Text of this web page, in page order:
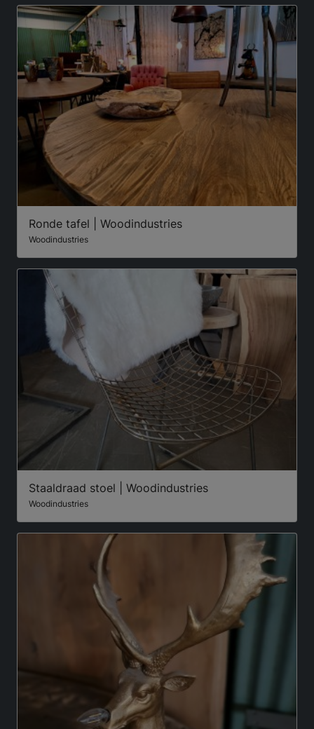
Ronde tafel | Woodindustries
Woodindustries
Staaldraad stoel | Woodindustries
Woodindustries